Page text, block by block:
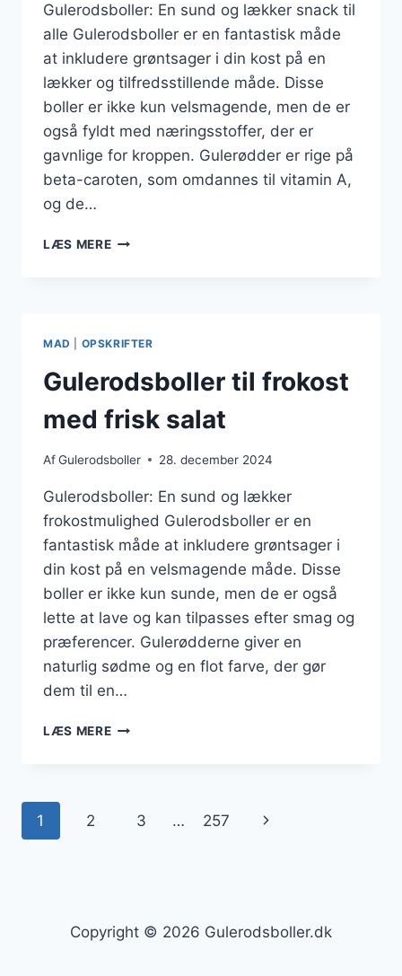
Gulerodsboller: En sund og lækker snack til
alle Gulerodsboller er en fantastisk måde
at inkludere grøntsager i din kost på en
lækker og tilfredsstillende måde. Disse
boller er ikke kun velsmagende, men de er
også fyldt med næringsstoffer, der er
gavnlige for kroppen. Gulerødder er rige på
beta-caroten, som omdannes til vitamin A,
og de…
LÆS MEREGULERODSBOLLER
SMAG
MAD OPSKRIFTER
Gulerodsboller til frokost
med frisk salat
AfGulerodsboller 28. december 2024
Gulerodsboller: En sund og lækker
frokostmulighed Gulerodsboller er en
fantastisk måde at inkludere grøntsager i
din kost på en velsmagende måde. Disse
boller er ikke kun sunde, men de er også
lette at lave og kan tilpasses efter smag og
præferencer. Gulerødderne giver en
naturlig sødme og en flot farve, der gør
dem til en…
LÆS MEREGULERODSBOLLER
SALAT
Side
1 2 3 … 257
Næste
Copyright © 2026 Gulerodsboller.dk